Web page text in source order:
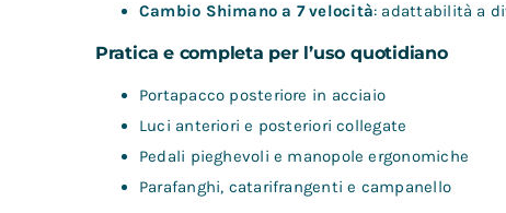
Cambio Shimano a 7 velocità: adattabilità a
Pratica e completa per l’uso quotidiano
Portapacco posteriore in acciaio
Luci anteriori e posteriori collegate
Pedali pieghevoli e manopole ergonomiche
Parafanghi, catarifrangenti e campanello